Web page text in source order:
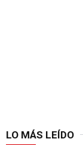
LO MÁS LEÍDO